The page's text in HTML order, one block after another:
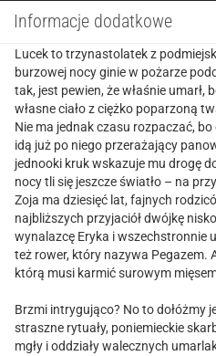
Informacje dodatkowe
Lucek to trzynastolatek z
burzowej nocy ginie w pożarze
tak, jest pewien, że właśnie umarł,
własne ciało z ciężko poparzoną
Nie ma jednak czasu rozpaczać,
idą już po niego przerażający
jednooki kruk wskazuje mu drogę
nocy tli się jeszcze światło – na
Zoja ma dziesięć lat, fajnych
najbliższych przyjaciół dwójkę
wynalazcę Eryka i wszechstronnie
też rower, który nazywa Pegazem.
którą musi karmić surowym
Brzmi intrygująco? No to dołóżmy
straszne rytuały, poniemieckie
mgły i oddziały walecznych